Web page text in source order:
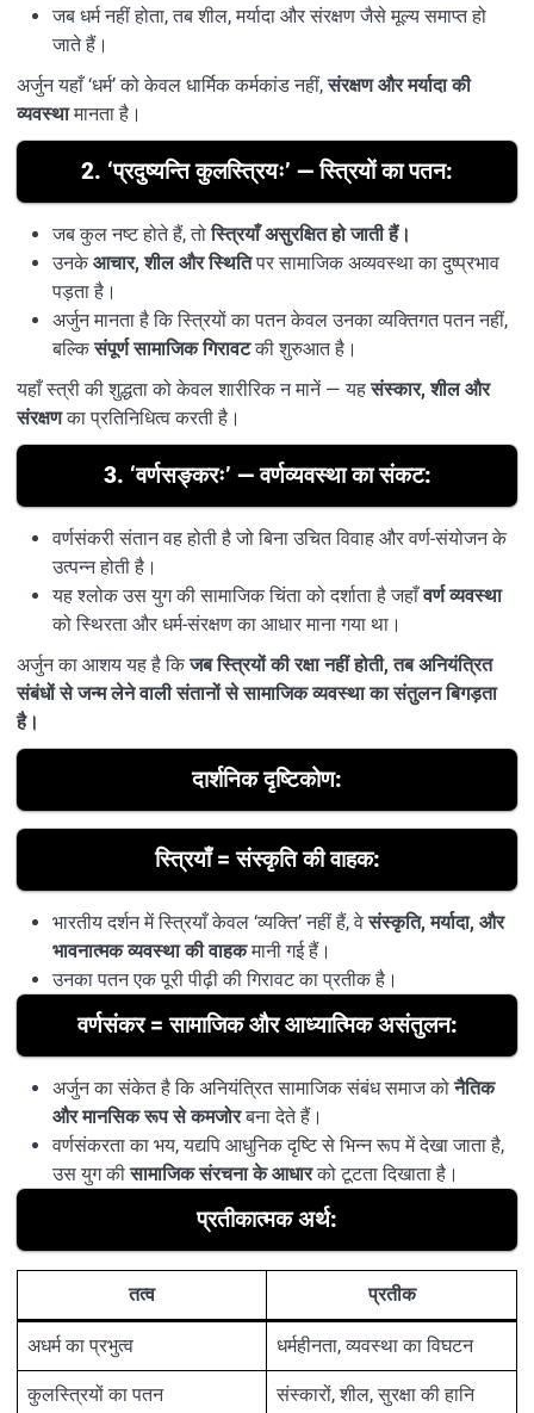
जब धर्म नहीं होता, तब शील, मर्यादा और संरक्षण जैसे मूल्य समाप्त हो
जाते हैं।
अर्जुन यहाँ ‘धर्म’ को केवल धार्मिक कर्मकांड नहीं,संरक्षण और मर्यादा की
व्यवस्थामानता है।
2. ‘प्रदुष्यन्ति कुलस्त्रियः’ — स्त्रियों का पतन:
जब कुल नष्ट होते हैं, तोस्त्रियाँ असुरक्षित हो जाती हैं।
उनके आचार, शील और स्थितिपर सामाजिक अव्यवस्था का दुष्प्रभाव
पड़ता है।
अर्जुन मानता है कि स्त्रियों का पतन केवल उनका व्यक्तिगत पतन नहीं,
बल्किसंपूर्ण सामाजिक गिरावटकी शुरुआत है।
यहाँ स्त्री की शुद्धता को केवल शारीरिक न मानें — यहसंस्कार, शील और
संरक्षणका प्रतिनिधित्व करती है।
3. ‘वर्णसङ्करः’ — वर्णव्यवस्था का संकट:
वर्णसंकरी संतान वह होती है जो बिना उचित विवाह और वर्ण-संयोजन के
उत्पन्न होती है।
यह श्लोक उस युग की सामाजिक चिंता को दर्शाता है जहाँवर्ण व्यवस्था
को स्थिरता और धर्म-संरक्षण का आधार माना गया था।
अर्जुन का आशय यह है किजब स्त्रियों की रक्षा नहीं होती, तब अनियंत्रित
संबंधों से जन्म लेने वाली संतानों से सामाजिक व्यवस्था का संतुलन बिगड़ता
है।
दार्शनिक दृष्टिकोण:
स्त्रियाँ = संस्कृति की वाहक:
भारतीय दर्शन में स्त्रियाँ केवल ‘व्यक्ति’ नहीं हैं, वेसंस्कृति, मर्यादा, और
भावनात्मक व्यवस्था की वाहकमानी गई हैं।
उनका पतन एक पूरी पीढ़ी की गिरावट का प्रतीक है।
वर्णसंकर = सामाजिक और आध्यात्मिक असंतुलन:
अर्जुन का संकेत है कि अनियंत्रित सामाजिक संबंध समाज कोनैतिक
और मानसिक रूप से कमजोरबना देते हैं।
वर्णसंकरता का भय, यद्यपि आधुनिक दृष्टि से भिन्न रूप में देखा जाता है,
उस युग कीसामाजिक संरचना के आधारको टूटता दिखाता है।
प्रतीकात्मक अर्थ:
तत्व प्रतीक
अधर्म का प्रभुत्व धर्महीनता, व्यवस्था का विघटन
कुलस्त्रियों का पतन संस्कारों, शील, सुरक्षा की हानि